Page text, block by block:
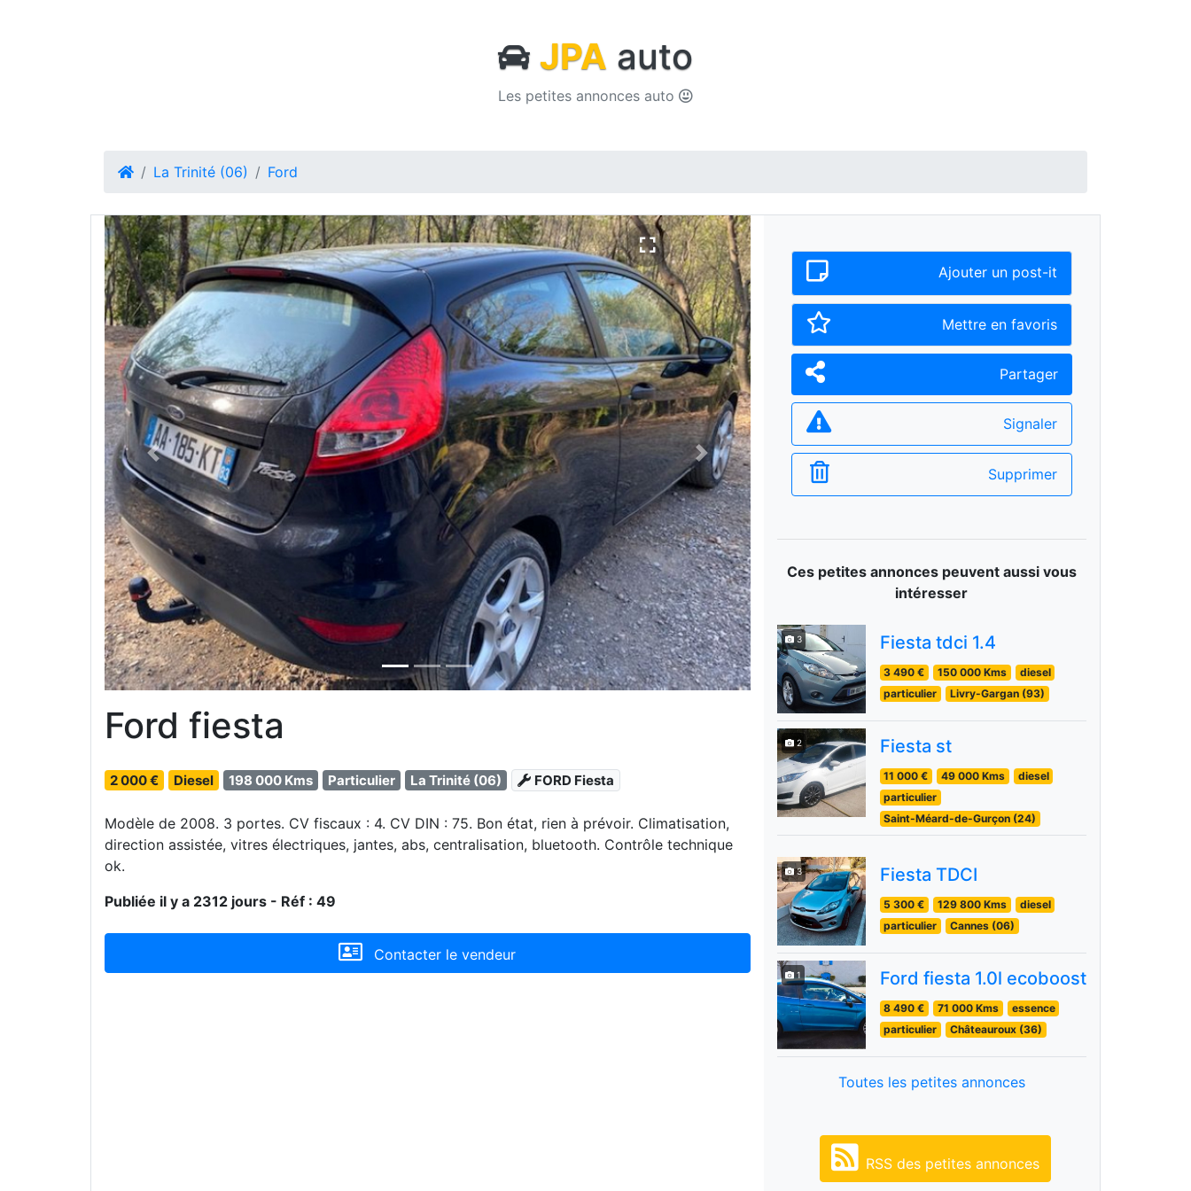
JPA auto
Les petites annonces auto
La Trinité (06) Ford
Previous Next
Ford fiesta
2 000 € Diesel 198 000 Kms Particulier La Trinité (06) FORD Fiesta
Modèle de 2008. 3 portes. CV fiscaux : 4. CV DIN : 75. Bon état, rien à prévoir. Climatisation,
direction assistée, vitres électriques, jantes, abs, centralisation, bluetooth. Contrôle technique
ok.
Publiée il y a 2312 jours - Réf : 49
Contacter le vendeur
Ajouter un post-it
Mettre en favoris
Partager
Signaler
Supprimer
Ces petites annonces peuvent aussi vous
intéresser
3 Fiesta tdci 1.4
3 490 € 150 000 Kms
diesel
particulier
Livry-Gargan (93)
2 Fiesta st
11 000 € 49 000 Kms
diesel
particulier
Saint-Méard-de-Gurçon (24)
3 Fiesta TDCI
5 300 € 129 800 Kms
diesel
particulier
Cannes (06)
1 Ford fiesta 1.0l ecoboost
8 490 € 71 000 Kms
essence
particulier
Châteauroux (36)
Toutes les petites annonces
RSS des petites annonces